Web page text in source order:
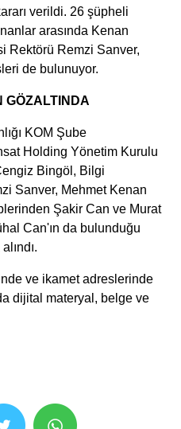
verildi. 26 şüpheli
arasında Kenan
Rektörü Remzi Sanver,
de bulunuyor.
GÖZALTINDA
KOM Şube
Holding Yönetim Kurulu
Bingöl, Bilgi
Sanver, Mehmet Kenan
Şakir Can ve Murat
Can'ın da bulunduğu
ve ikamet adreslerinde
dijital materyal, belge ve